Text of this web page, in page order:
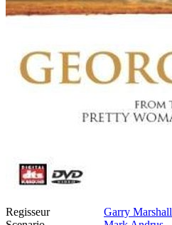
Regisseur
Garry Marshall